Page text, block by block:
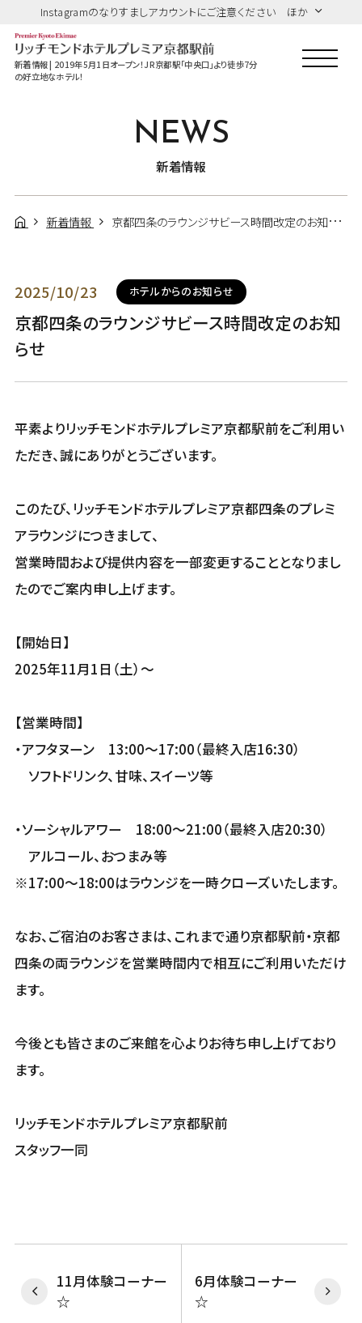
Instagramのなりすましアカウントにご注意ください ほか
新着情報 | 2019年5月1日オープン！JR京都駅「中央口」より徒歩7分
の好立地なホテル！
NEWS
新着情報
新着情報 京都四条のラウンジサビース時間改定のお知らせ
2025/10/23 ホテルからのお知らせ
京都四条のラウンジサビース時間改定のお知
らせ
平素よりリッチモンドホテルプレミア京都駅前をご利用い
ただき、誠にありがとうございます。
このたび、リッチモンドホテルプレミア京都四条のプレミ
アラウンジにつきまして、
営業時間および提供内容を一部変更することとなりまし
たのでご案内申し上げます。
【開始日】
2025年11月1日（土）～
【営業時間】
・アフタヌーン 13:00～17:00（最終入店16:30）
ソフトドリンク、甘味、スイーツ等
・ソーシャルアワー 18:00～21:00（最終入店20:30）
アルコール、おつまみ等
※17:00～18:00はラウンジを一時クローズいたします。
なお、ご宿泊のお客さまは、これまで通り京都駅前・京都
四条の両ラウンジを営業時間内で相互にご利用いただけ
ます。
今後とも皆さまのご来館を心よりお待ち申し上げており
ます。
リッチモンドホテルプレミア京都駅前
スタッフ一同
11月体験コーナー
☆
6月体験コーナー
☆